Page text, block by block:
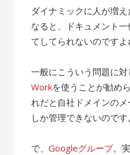
ダイナミックに人が増
なると、ドキュメント
てしてられないのですよ
一般にこういう問題に
Workを使うことが勧め
れだと自社ドメインの
しか管理できないのです
で、Googleグループ。